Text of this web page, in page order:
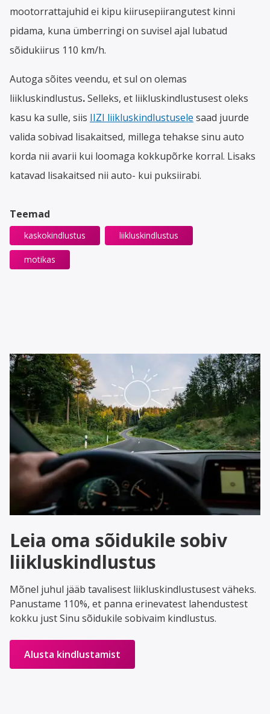
mootorrattajuhid ei kipu kiirusepiirangutest kinni
pidama, kuna ümberringi on suvisel ajal lubatud
sõidukiirus 110 km/h.
Autoga sõites veendu, et sul on olemas
liikluskindlustus.Selleks, et liikluskindlustusest oleks
kasu ka sulle, siis IIZI liikluskindlustusele saad juurde
valida sobivad lisakaitsed, millega tehakse sinu auto
korda nii avarii kui loomaga kokkupõrke korral. Lisaks
katavad lisakaitsed nii auto- kui puksiirabi.
Teemad
kaskokindlustus liikluskindlustus
motikas
Leia oma sõidukile sobiv
liikluskindlustus
Mõnel juhul jääb tavalisest liikluskindlustusest väheks.
Panustame 110%, et panna erinevatest lahendustest
kokku just Sinu sõidukile sobivaim kindlustus.
Alusta kindlustamist